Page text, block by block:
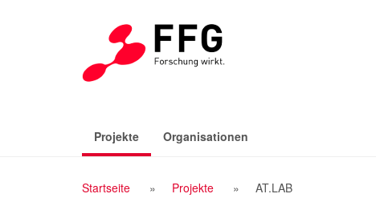
Projekte(aktiv)Organisationen
Breadcrumb
Startseite Projekte AT.LAB